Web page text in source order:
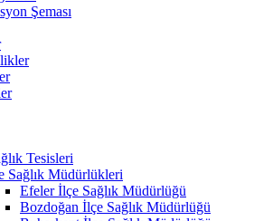
Şeması
Tesisleri
Sağlık Müdürlükleri
Efeler İlçe Sağlık Müdürlüğü
Bozdoğan İlçe Sağlık Müdürlüğü